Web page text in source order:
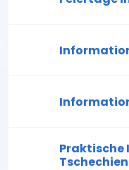
Praktische
Tschechien